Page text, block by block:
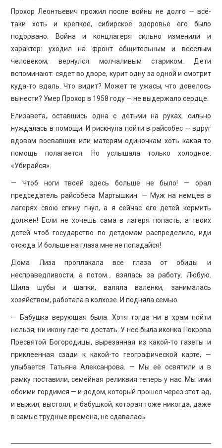
Прохор Леонтьевич прожил после войны не долго — всё-
таки хоть и крепкое, сибирское здоровье его было
подорвано. Война и концлагеря сильно изменили и
характер: уходил на фронт общительным и веселым
человеком, вернулся молчаливым стариком. Дети
вспоминают: сядет во дворе, курит одну за одной и смотрит
куда-то вдаль. Что видит? Может те ужасы, что довелось
вынести? Умер Прохор в 1958 году — не выдержало сердце.
Елизавета, оставшись одна с детьми на руках, сильно
нуждалась в помощи. И рискнула пойти в райсобес — вдруг
вдовам воевавших или матерям-одиночкам хоть какая-то
помощь полагается. Но услышала только холодное:
«Убирайся».
— Чтоб ноги твоей здесь больше не было! — орал
председатель райсобеса Мартышкин. — Муж на немцев в
лагерях свою спину гнул, а я сейчас его детей кормить
должен! Если не хочешь сама в лагеря попасть, а твоих
детей чтоб государство по детдомам распределило, иди
отсюда. И больше на глаза мне не попадайся!
Дома Лиза проплакала все глаза от обиды и
несправедливости, а потом… взялась за работу. Любую.
Шила шубы и шапки, валяла валенки, занималась
хозяйством, работала в колхозе. И подняла семью.
— Бабушка верующая была. Хотя тогда ни в храм пойти
нельзя, ни икону где-то достать. У неё была иконка Покрова
Пресвятой Богородицы, вырезанная из какой-то газеты и
приклеенная сзади к какой-то географической карте, —
улыбается Татьяна Алексанрова. — Мы её освятили и в
рамку поставили, семейная реликвия теперь у нас. Мы ими
обоими гордимся — и дедом, который прошел через этот ад,
и выжил, выстоял, и бабушкой, которая тоже никогда, даже
в самые трудные времена, не сдавалась.